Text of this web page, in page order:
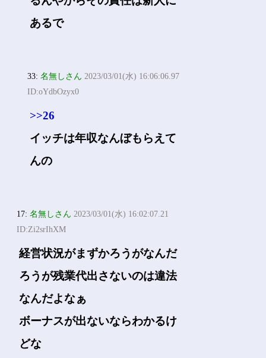
あるで
33:名無しさん 2023/03/01(水) 16:06:06.97
ID:oYdbOzyx0
>>26
イッチは年収なんぼもらえて
んの
17:名無しさん 2023/03/01(水) 16:02:07.21
ID:Zi2srIhXM
経営状況がまずかろうがなんだ
ろうが残業代出さないのは違法
なんだよなぁ
ボーナスが出ないならわかるけ
どな